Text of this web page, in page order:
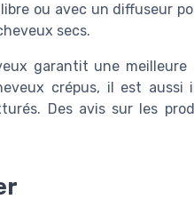
ou avec un diffuseur
secs.
garantit une meilleure
crépus, il est
Des avis sur les